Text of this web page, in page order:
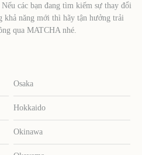
các bạn đang tìm kiếm sự thay đổi
khả năng mới thì hãy tận hưởng trải
qua MATCHA nhé.
Osaka
Hokkaido
Okinawa